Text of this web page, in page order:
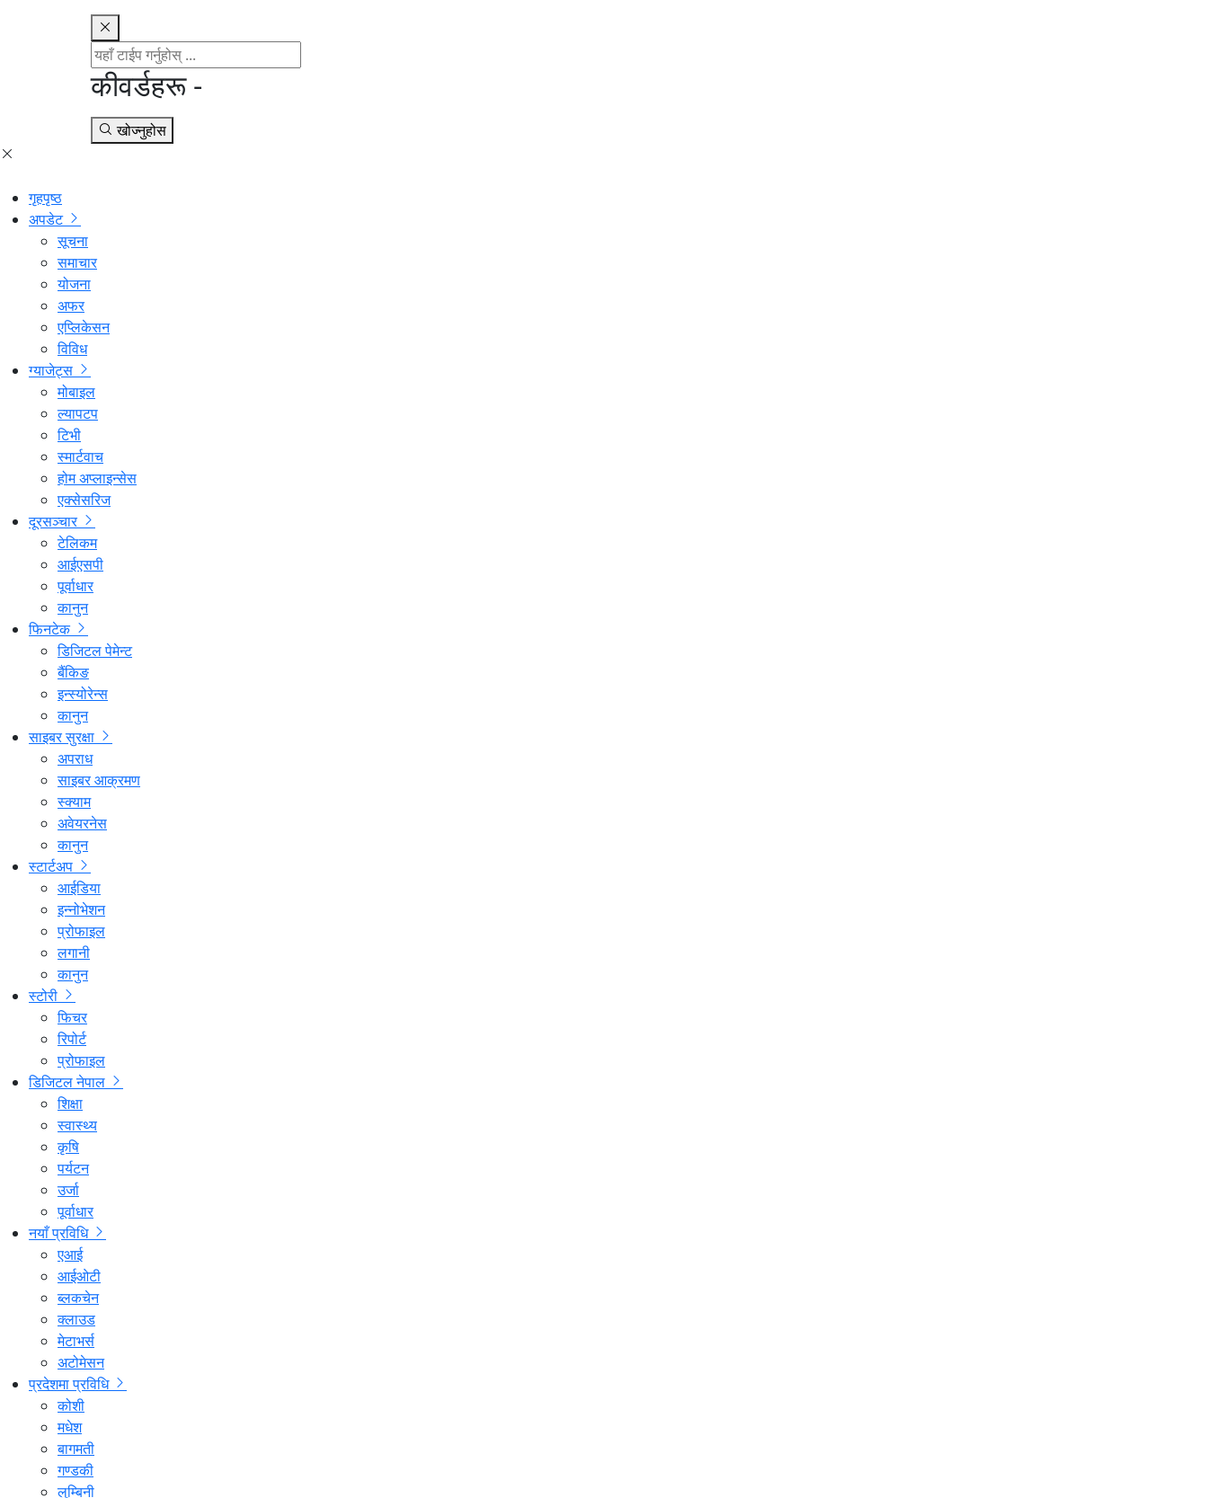
कीवर्डहरू -
खोज्नुहोस
गृहपृष्ठ
अपडेट
सूचना
समाचार
योजना
अफर
एप्लिकेसन
विविध
ग्याजेट्स
मोबाइल
ल्यापटप
टिभी
स्मार्टवाच
होम अप्लाइन्सेस
एक्सेसरिज
दूरसञ्चार
टेलिकम
आईएसपी
पूर्वाधार
कानुन
फिनटेक
डिजिटल पेमेन्ट
बैंकिङ
इन्स्योरेन्स
कानुन
साइबर सुरक्षा
अपराध
साइबर आक्रमण
स्क्याम
अवेयरनेस
कानुन
स्टार्टअप
आईडिया
इन्नोभेशन
प्रोफाइल
लगानी
कानुन
स्टोरी
फिचर
रिपोर्ट
प्रोफाइल
डिजिटल नेपाल
शिक्षा
स्वास्थ्य
कृषि
पर्यटन
उर्जा
पूर्वाधार
नयाँ प्रविधि
एआई
आईओटी
ब्लकचेन
क्लाउड
मेटाभर्स
अटोमेसन
प्रदेशमा प्रविधि
कोशी
मधेश
बागमती
गण्डकी
लुम्बिनी